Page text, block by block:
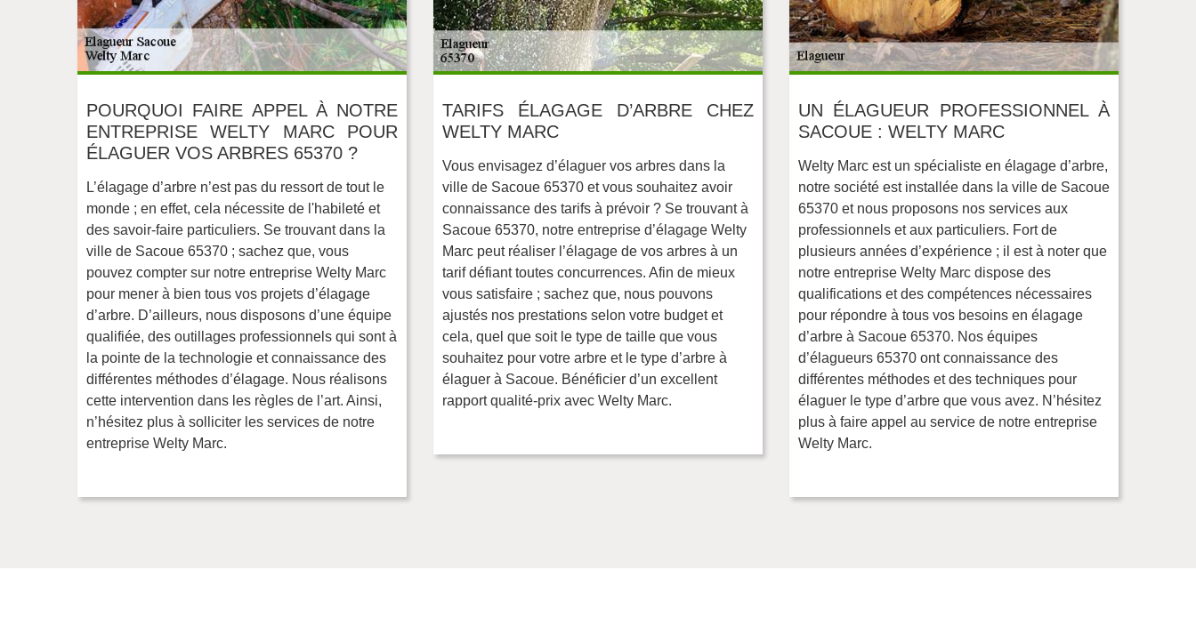
POURQUOI FAIRE APPEL À NOTRE
ENTREPRISE WELTY MARC POUR
ÉLAGUER VOS ARBRES 65370 ?
L’élagage d’arbre n’est pas du ressort de tout le
monde ; en effet, cela nécessite de l'habileté et
des savoir-faire particuliers. Se trouvant dans la
ville de Sacoue 65370 ; sachez que, vous
pouvez compter sur notre entreprise Welty Marc
pour mener à bien tous vos projets d’élagage
d’arbre. D’ailleurs, nous disposons d’une équipe
qualifiée, des outillages professionnels qui sont à
la pointe de la technologie et connaissance des
différentes méthodes d’élagage. Nous réalisons
cette intervention dans les règles de l’art. Ainsi,
n’hésitez plus à solliciter les services de notre
entreprise Welty Marc.
TARIFS ÉLAGAGE D’ARBRE CHEZ
WELTY MARC
Vous envisagez d’élaguer vos arbres dans la
ville de Sacoue 65370 et vous souhaitez avoir
connaissance des tarifs à prévoir ? Se trouvant à
Sacoue 65370, notre entreprise d’élagage Welty
Marc peut réaliser l’élagage de vos arbres à un
tarif défiant toutes concurrences. Afin de mieux
vous satisfaire ; sachez que, nous pouvons
ajustés nos prestations selon votre budget et
cela, quel que soit le type de taille que vous
souhaitez pour votre arbre et le type d’arbre à
élaguer à Sacoue. Bénéficier d’un excellent
rapport qualité-prix avec Welty Marc.
UN ÉLAGUEUR PROFESSIONNEL À
SACOUE : WELTY MARC
Welty Marc est un spécialiste en élagage d’arbre,
notre société est installée dans la ville de Sacoue
65370 et nous proposons nos services aux
professionnels et aux particuliers. Fort de
plusieurs années d’expérience ; il est à noter que
notre entreprise Welty Marc dispose des
qualifications et des compétences nécessaires
pour répondre à tous vos besoins en élagage
d’arbre à Sacoue 65370. Nos équipes
d’élagueurs 65370 ont connaissance des
différentes méthodes et des techniques pour
élaguer le type d’arbre que vous avez. N’hésitez
plus à faire appel au service de notre entreprise
Welty Marc.